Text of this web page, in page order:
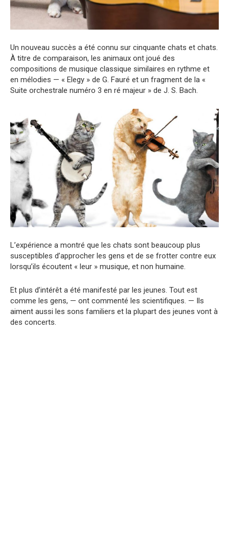
Un nouveau succès a été connu sur cinquante chats et chats.
À titre de comparaison, les animaux ont joué des
compositions de musique classique similaires en rythme et
en mélodies — « Elegy » de G. Fauré et un fragment de la «
Suite orchestrale numéro 3 en ré majeur » de J. S. Bach.
L’expérience a montré que les chats sont beaucoup plus
susceptibles d’approcher les gens et de se frotter contre eux
lorsqu’ils écoutent « leur » musique, et non humaine.
Et plus d’intérêt a été manifesté par les jeunes. Tout est
comme les gens, — ont commenté les scientifiques. — Ils
aiment aussi les sons familiers et la plupart des jeunes vont à
des concerts.